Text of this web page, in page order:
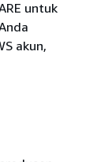
untuk
akun,